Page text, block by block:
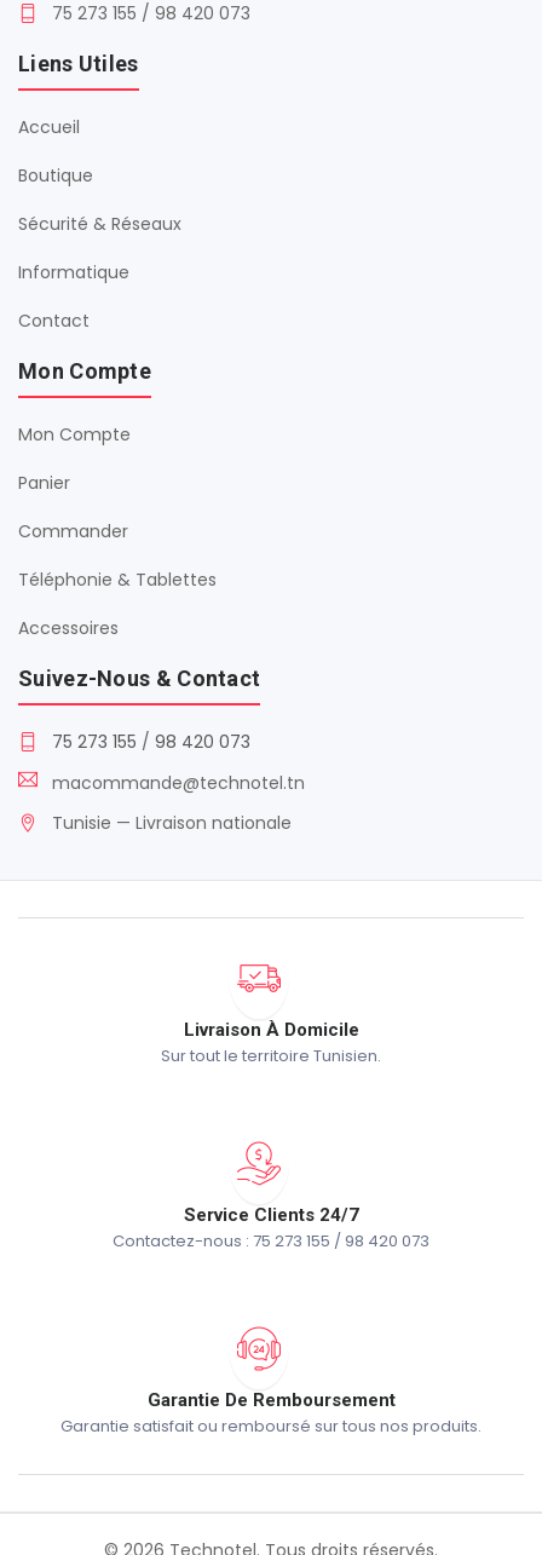
75 273 155 / 98 420 073
Liens Utiles
Accueil
Boutique
Sécurité & Réseaux
Informatique
Contact
Mon Compte
Mon Compte
Panier
Commander
Téléphonie & Tablettes
Accessoires
Suivez-Nous & Contact
75 273 155 / 98 420 073
macommande@technotel.tn
Tunisie — Livraison nationale
Livraison À Domicile
Sur tout le territoire Tunisien.
Service Clients 24/7
Contactez-nous : 75 273 155 / 98 420 073
Garantie De Remboursement
Garantie satisfait ou remboursé sur tous nos produits.
© 2026 Technotel. Tous droits réservés.